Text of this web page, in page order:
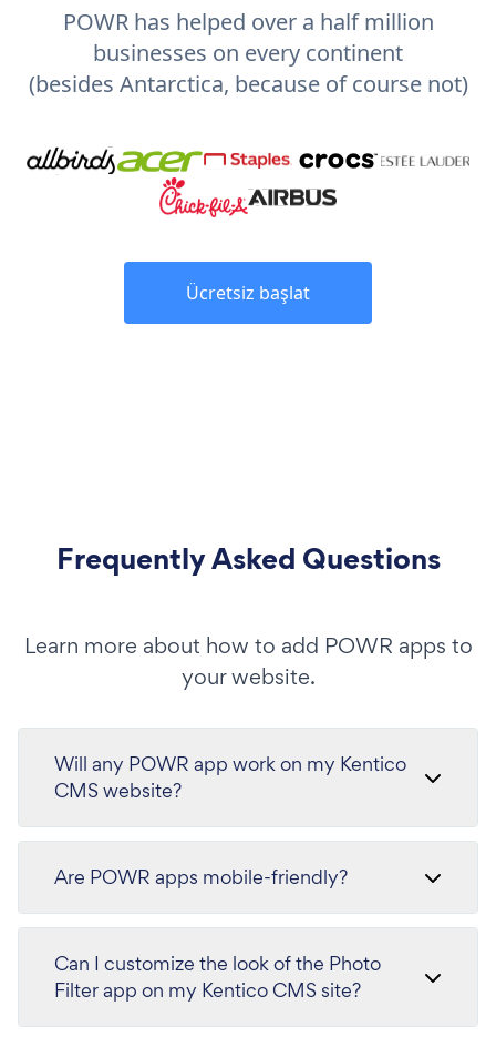
POWR has helped over a half million
businesses on every continent
(besides Antarctica, because of course not)
Ücretsiz başlat
Frequently Asked Questions
Learn more about how to add POWR apps to
your website.
Will any POWR app work on my Kentico
CMS website?
Are POWR apps mobile-friendly?
Can I customize the look of the Photo
Filter app on my Kentico CMS site?